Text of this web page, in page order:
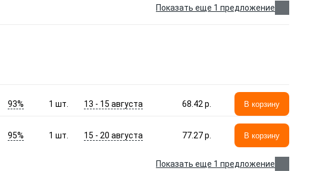
Показать еще 1 предложение
93% 1 шт. 13 - 15 августа 68.42 p. В корзину
95% 1 шт. 15 - 20 августа 77.27 p. В корзину
Показать еще 1 предложение